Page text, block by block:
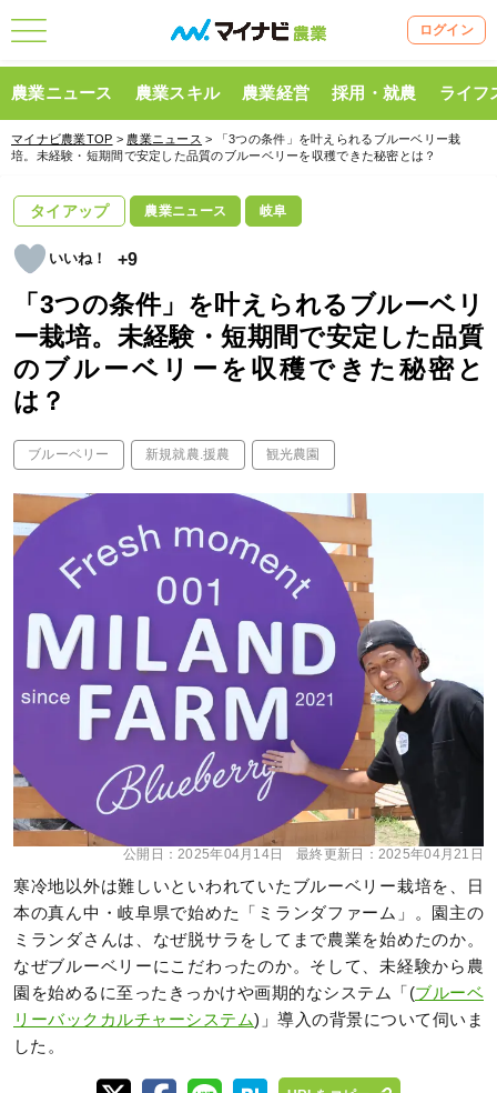
ログイン
農業ニュース 農業スキル 農業経営 採用・就農 ライフ
マイナビ農業TOP > 農業ニュース > 「3つの条件」を叶えられるブルーベリー栽
培。未経験・短期間で安定した品質のブルーベリーを収穫できた秘密とは？
タイアップ 農業ニュース 岐阜
+9
「3つの条件」を叶えられるブルーベリ
ー栽培。未経験・短期間で安定した品質
のブルーベリーを収穫できた秘密と
は？
ブルーベリー 新規就農.援農 観光農園
公開日：2025年04月14日 最終更新日： 2025年04月21日
寒冷地以外は難しいといわれていたブルーベリー栽培を、日
本の真ん中・岐阜県で始めた「ミランダファーム」。園主の
ミランダさんは、なぜ脱サラをしてまで農業を始めたのか。
なぜブルーベリーにこだわったのか。そして、未経験から農
園を始めるに至ったきっかけや画期的なシステム「(ブルーベ
リーバックカルチャーシステム)」導入の背景について伺いま
した。